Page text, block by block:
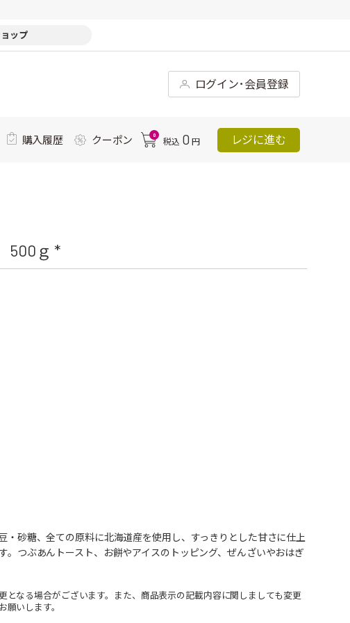
ップ
ログイン･会員登録
購入履歴 クーポン 0
税込 0 円 レジに進む
500ｇ *
砂糖、全ての原料に北海道産を使用し、すっきりとした甘さに仕上
つぶあんトースト、お餅やアイスのトッピング、ぜんざいやおはぎ
なる場合がございます。また、商品表示の記載内容に関しましても変更
いします。